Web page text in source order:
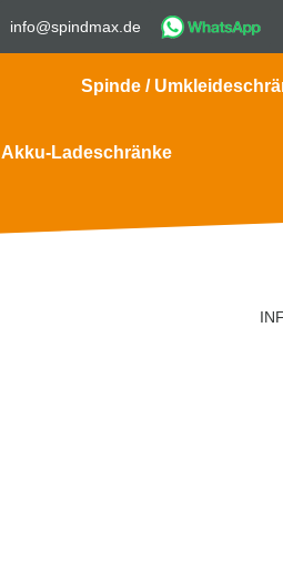
info@spindmax.de
Spinde /
Akku-Ladeschränke